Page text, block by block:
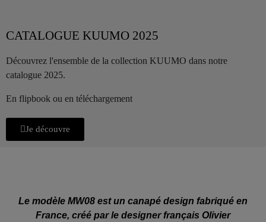
CATALOGUE KUUMO 2025
Découvrez l'ensemble de la collection KUUMO dans notre
catalogue 2025.
En flipbook ou en téléchargement
Je découvre
Le modèle MW08 est un canapé design fabriqué en
France, créé par le designer français Olivier